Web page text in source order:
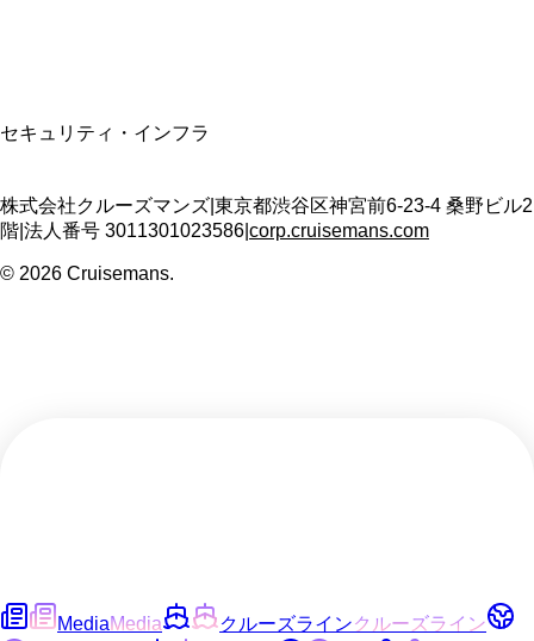
セキュリティ・インフラ
株式会社クルーズマンズ 東京都渋谷区神宮前6-23-4 桑野ビル2
階 法人番号 3011301023586 corp.cruisemans.com
© 2026 Cruisemans.
MediaMedia クルーズラインクルーズライン